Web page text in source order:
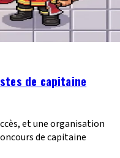
de capitaine
et une organisation
de capitaine